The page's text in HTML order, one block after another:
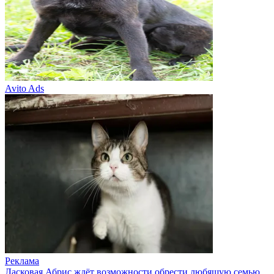
Avito Ads
Реклама
Ласковая Абрис ждёт возможности обрести любящую семью